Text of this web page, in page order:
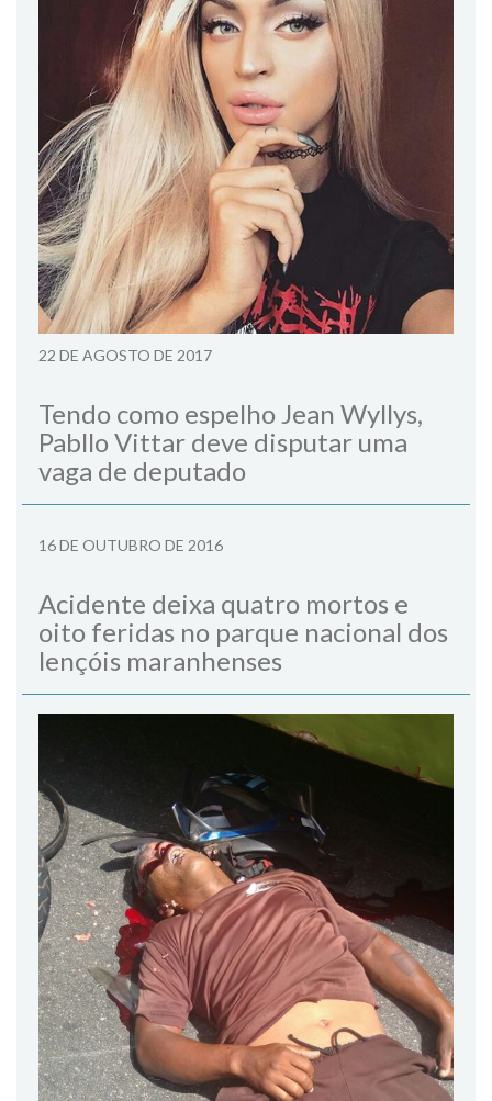
22 DE AGOSTO DE 2017
Tendo como espelho Jean Wyllys,
Pabllo Vittar deve disputar uma
vaga de deputado
16 DE OUTUBRO DE 2016
Acidente deixa quatro mortos e
oito feridas no parque nacional dos
lençóis maranhenses